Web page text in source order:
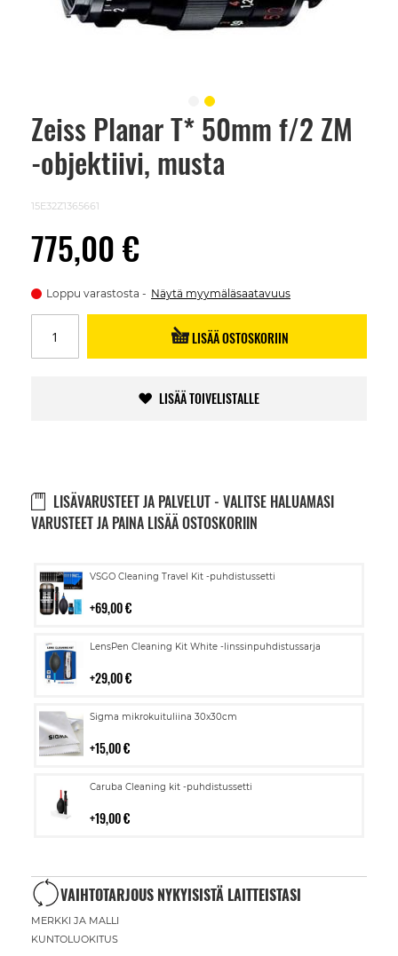
Zeiss Planar T* 50mm f/2 ZM
-objektiivi, musta
15E32Z1365661
775,00 €
Loppu varastosta Näytä myymäläsaatavuus
LISÄÄ OSTOSKORIIN
LISÄÄ TOIVELISTALLE
LISÄVARUSTEET JA PALVELUT - VALITSE HALUAMASI
VARUSTEET JA PAINA LISÄÄ OSTOSKORIIN
VSGO Cleaning Travel Kit -puhdistussetti
69,00 €
Lisää
LensPen Cleaning Kit White -linssinpuhdistussarja
29,00 €
Lisää
Sigma mikrokuituliina 30x30cm
15,00 €
Lisää
Caruba Cleaning kit -puhdistussetti
19,00 €
Lisää
VAIHTOTARJOUS NYKYISISTÄ LAITTEISTASI
MERKKI JA MALLI
KUNTOLUOKITUS
Skip
beginning
images